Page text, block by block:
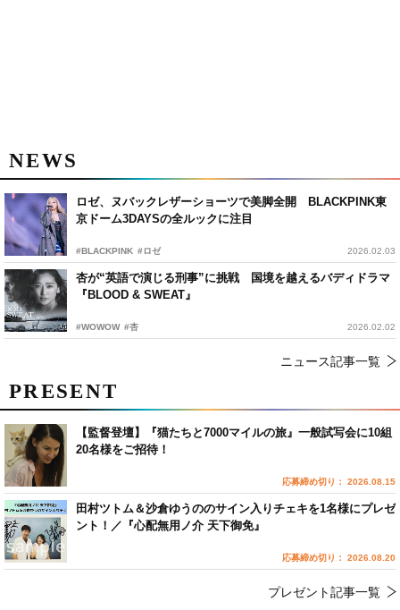
NEWS
ロゼ、ヌバックレザーショーツで美脚全開 BLACKPINK東
京ドーム3DAYSの全ルックに注目
#BLACKPINK #ロゼ 2026.02.03
杏が“英語で演じる刑事”に挑戦 国境を越えるバディドラマ
『BLOOD & SWEAT』
#WOWOW #杏 2026.02.02
ニュース記事一覧
PRESENT
【監督登壇】『猫たちと7000マイルの旅』一般試写会に10組
20名様をご招待！
応募締め切り： 2026.08.15
田村ツトム＆沙倉ゆうののサイン入りチェキを1名様にプレゼ
ント！／『心配無用ノ介 天下御免』
応募締め切り： 2026.08.20
プレゼント記事一覧